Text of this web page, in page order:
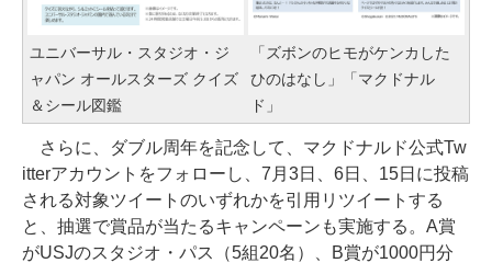
ユニバーサル・スタジオ・ジ
ャパン オールスターズ クイズ
＆シール図鑑
「ズボンのヒモがケンカした
ひのはなし」「マクドナル
ド」
さらに、ダブル周年を記念して、マクドナルド公式Tw
itterアカウントをフォローし、7月3日、6日、15日に投稿
される対象ツイートのいずれかを引用リツイートする
と、抽選で賞品が当たるキャンペーンも実施する。A賞
がUSJのスタジオ・パス（5組20名）、B賞が1000円分